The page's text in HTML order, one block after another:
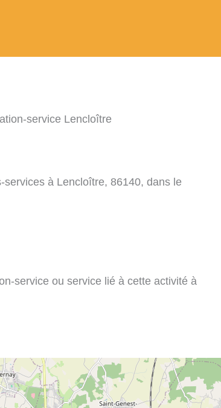
service Lencloître
à Lencloître, 86140, dans le
service ou service lié à cette activité à